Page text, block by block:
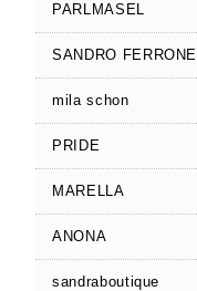
PARLMASEL
SANDRO FERRONE
mila schon
PRIDE
MARELLA
ANONA
sandraboutique